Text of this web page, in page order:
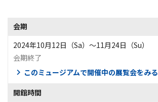
会期
2024年10月12日（Sa）〜11月24日（Su）
会期終了
このミュージアムで開催中の展覧会をみる
開館時間